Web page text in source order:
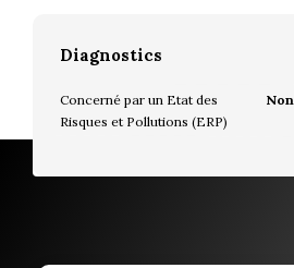
Diagnostics
Concerné par un Etat des
Risques et Pollutions (ERP)
Non